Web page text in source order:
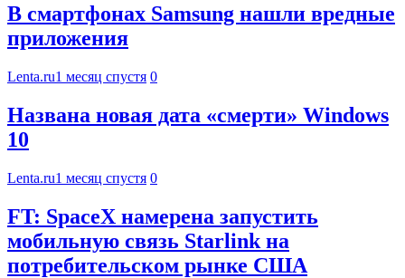
В смартфонах Samsung нашли вредные
приложения
Lenta.ru1 месяц спустя 0
Названа новая дата «смерти» Windows
10
Lenta.ru1 месяц спустя 0
FT: SpaceX намерена запустить
мобильную связь Starlink на
потребительском рынке США